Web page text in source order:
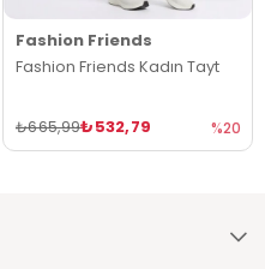
Fashion Friends
Fashion Friends Kadın Tayt
₺532,79
₺665,99 %20